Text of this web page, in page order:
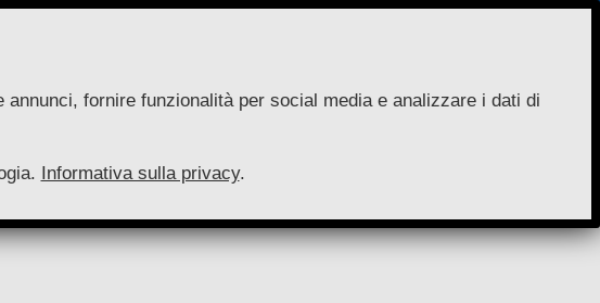
fornire funzionalità per social media e analizzare i dati di
Informativa sulla privacy.